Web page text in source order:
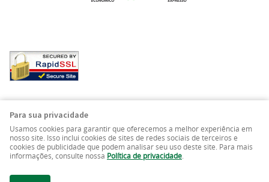
LOJA VIRTUAL CRIADA POR
Para sua privacidade
Usamos cookies para garantir que oferecemos a melhor experiência em
nosso site. Isso inclui cookies de sites de redes sociais de terceiros e
cookies de publicidade que podem analisar seu uso deste site. Para mais
informações, consulte nossa Política de privacidade